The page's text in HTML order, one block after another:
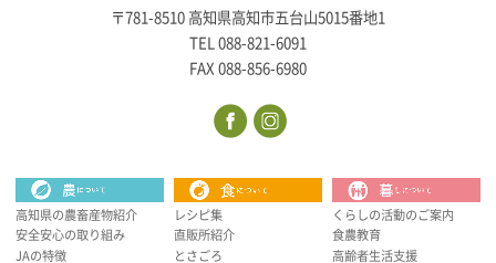
〒781-8510 高知県高知市五台山5015番地1
TEL 088-821-6091
FAX 088-856-6980
高知県の農畜産物紹介
安全安心の取り組み
JAの特徴
レシピ集
直販所紹介
とさごろ
くらしの活動のご案内
食農教育
高齢者生活支援